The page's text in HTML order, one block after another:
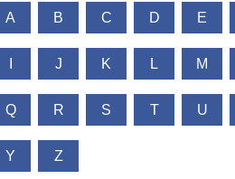
A B C D E
J K L M
Q R S T U
Y Z